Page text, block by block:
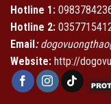
Hotline 1:
Hotline 2:
Email :
Website: http://